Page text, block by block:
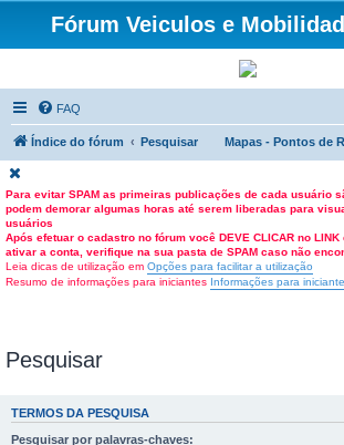
Fórum Veiculos e
FAQ
Índice do fórum Pesquisar Mapas - Pontos de
Para evitar SPAM as primeiras publicações de cada usuário
podem demorar algumas horas até serem liberadas para
usuários
Após efetuar o cadastro no fórum você DEVE CLICAR no LINK
ativar a conta, verifique na sua pasta de SPAM caso não
Leia dicas de utilização em Opções para facilitar a utilização
Resumo de informações para iniciantes Informações para
Pesquisar
TERMOS DA PESQUISA
Pesquisar por palavras-chaves: